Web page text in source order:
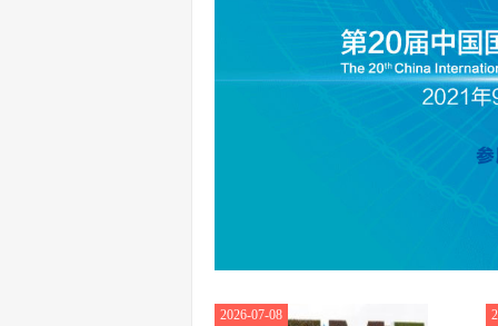
2026-07-08